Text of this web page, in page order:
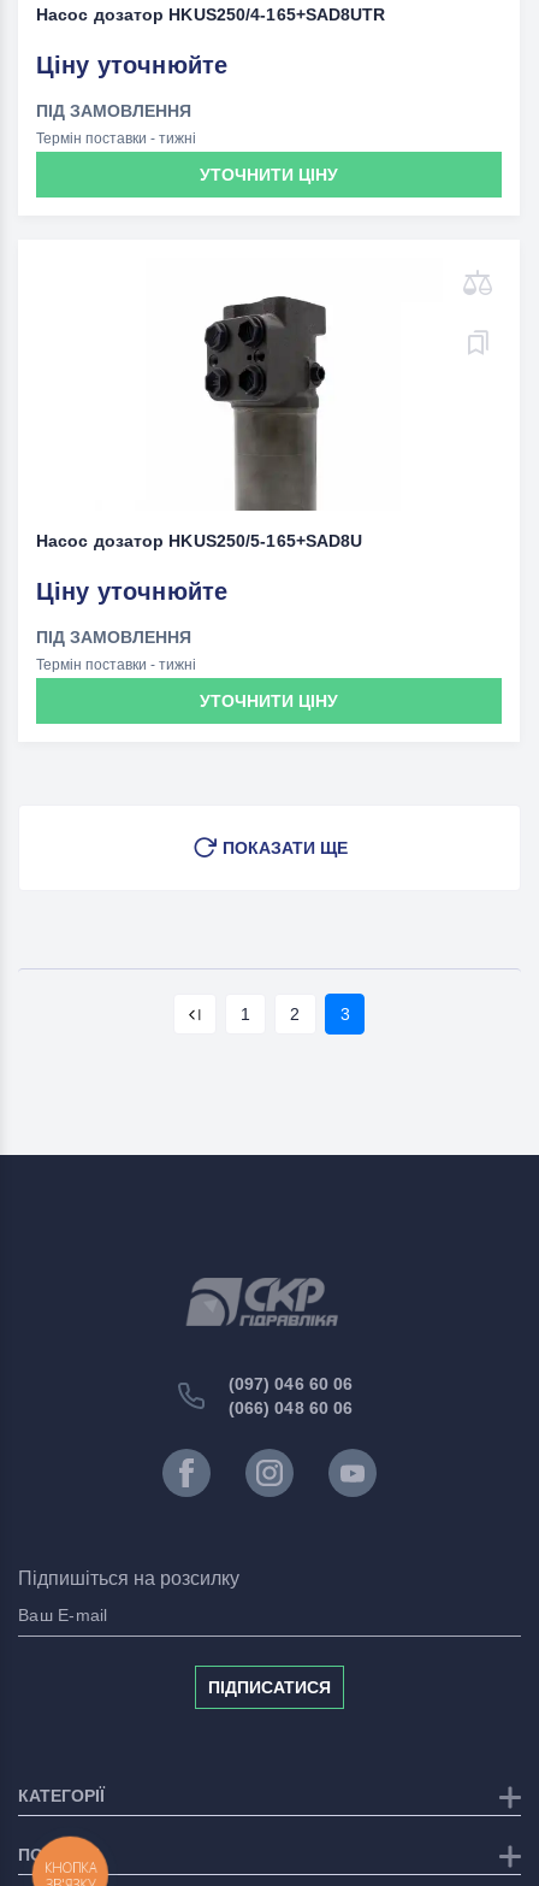
Насос дозатор HKUS250/4-165+SAD8UTR
Ціну уточнюйте
ПІД ЗАМОВЛЕННЯ
Термін поставки - тижні
УТОЧНИТИ ЦІНУ
Насос дозатор HKUS250/5-165+SAD8U
Ціну уточнюйте
ПІД ЗАМОВЛЕННЯ
Термін поставки - тижні
УТОЧНИТИ ЦІНУ
ПОКАЗАТИ ЩЕ
1 2 3
(097) 046 60 06
(066) 048 60 06
Підпишіться на розсилку
ПІДПИСАТИСЯ
КАТЕГОРІЇ
ПОСЛУГИ
КНОПКА